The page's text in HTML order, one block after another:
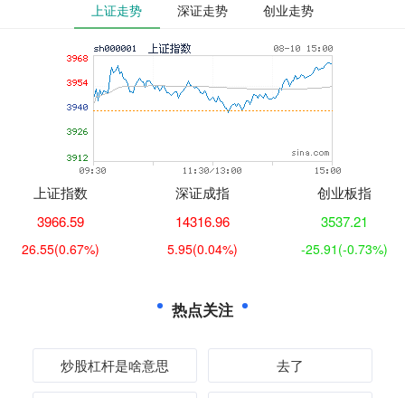
上证走势 深证走势 创业走势
上证指数
3966.59
26.55(0.67%)
深证成指
14316.96
5.95(0.04%)
创业板指
3537.21
-25.91 (-0.73%)
热点关注
炒股杠杆是啥意思 去了